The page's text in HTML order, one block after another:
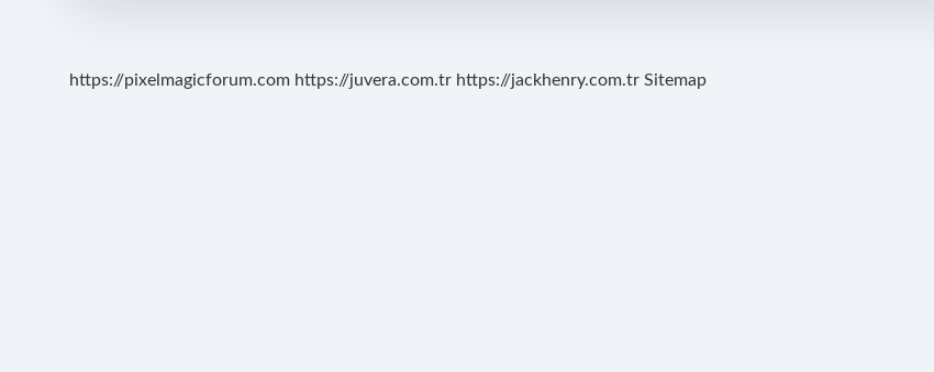
https://pixelmagicforum.com https://juvera.com.tr https://jackhenry.com.tr Sitemap